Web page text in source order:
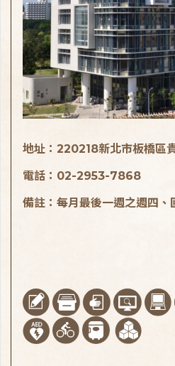
地址：220218新北市板橋區
電話：02-2953-7868
備註：每月最後一週之週四、